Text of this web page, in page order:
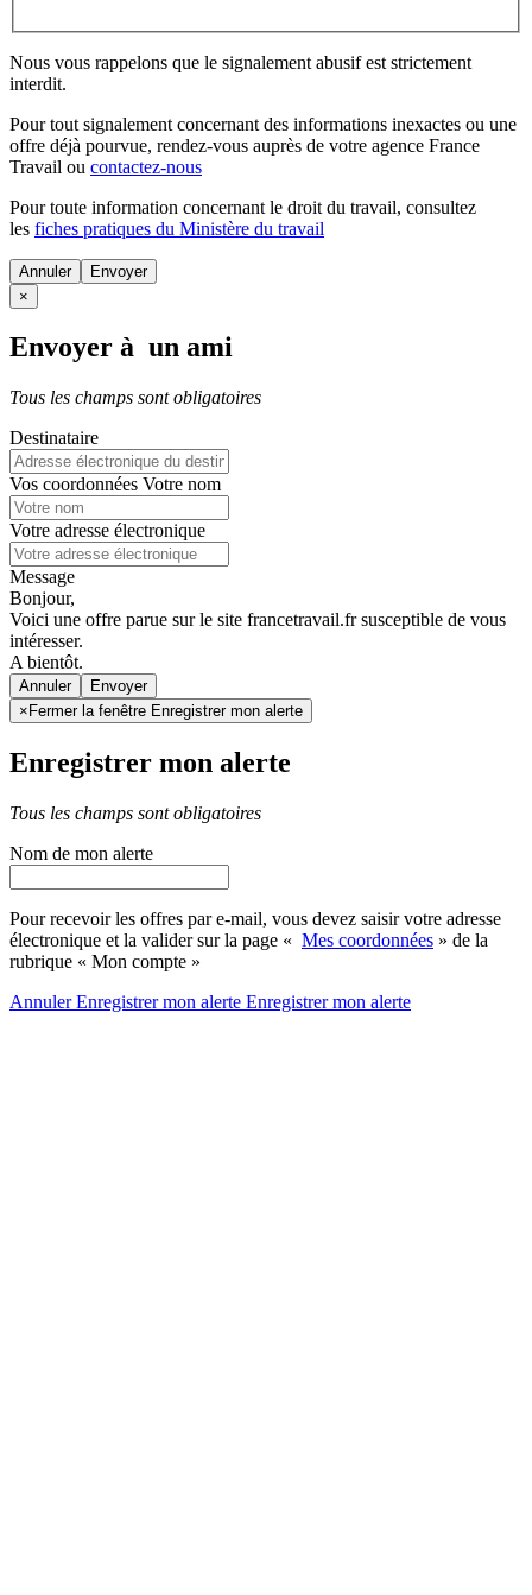
Nous vous rappelons que le signalement abusif est strictement
interdit.
Pour tout signalement concernant des informations inexactes ou une
offre déjà pourvue, rendez-vous auprès de votre agence France
Travail ou contactez-nous
Pour toute information concernant le droit du travail, consultez
les fiches pratiques du Ministère du travail
Annuler
×
Envoyer à un ami
Tous les champs sont obligatoires
Destinataire
Vos coordonnées Votre nom
Votre adresse électronique
Message
Bonjour,
Voici une offre parue sur le site francetravail.fr susceptible de vous
intéresser.
A bientôt.
Annuler
× Fermer la fenêtre Enregistrer mon alerte
Enregistrer mon alerte
Tous les champs sont obligatoires
Nom de mon alerte
Pour recevoir les offres par e-mail, vous devez saisir votre adresse
électronique et la valider sur la page « Mes coordonnées » de la
rubrique « Mon compte »
AnnulerEnregistrer mon alerte Enregistrermon alerte